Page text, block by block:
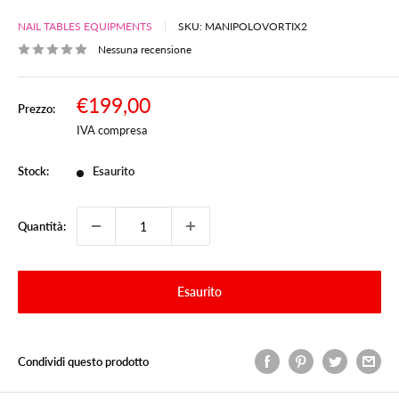
NAIL TABLES EQUIPMENTS SKU: MANIPOLOVORTIX2
Nessuna recensione
Prezzo:
Prezzo
scontato
€199,00
IVA compresa
Stock: Esaurito
Quantità:
Esaurito
Condividi questo prodotto